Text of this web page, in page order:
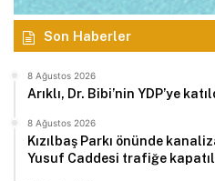
Son Haberler
8 Ağustos 2026
Arıklı, Dr. Bibi’nin YDP’ye
8 Ağustos 2026
Kızılbaş Parkı önünde
Yusuf Caddesi trafiğe